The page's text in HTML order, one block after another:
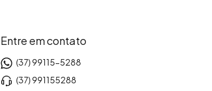
Entre em contato
(37) 99115-5288
(37) 991155288